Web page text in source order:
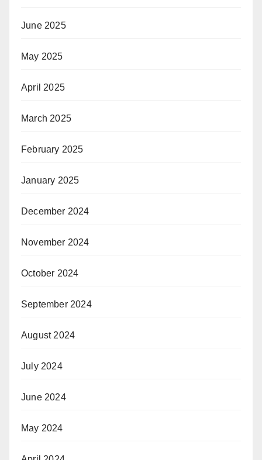
June 2025
May 2025
April 2025
March 2025
February 2025
January 2025
December 2024
November 2024
October 2024
September 2024
August 2024
July 2024
June 2024
May 2024